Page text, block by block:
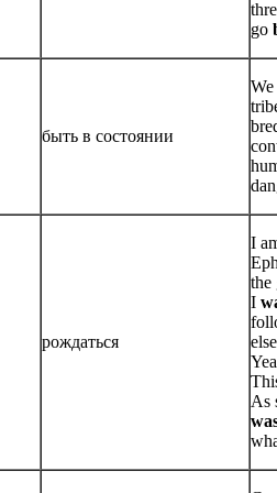
go
быть в состоянии
We
рождаться
I
the
I
As